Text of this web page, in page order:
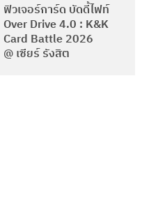
ฟิวเจอร์การ์ด บัดดี้ไฟท์
Over Drive 4.0 : K&K
Card Battle 2026
@ เซียร์ รังสิต